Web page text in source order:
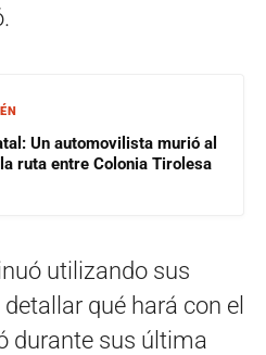
Un automovilista murió al
ruta entre Colonia Tirolesa
utilizando sus
qué hará con el
durante sus última